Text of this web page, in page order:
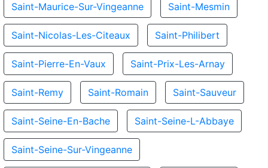
Saint-Maurice-Sur-Vingeanne Saint-Mesmin
Saint-Nicolas-Les-Citeaux Saint-Philibert
Saint-Pierre-En-Vaux Saint-Prix-Les-Arnay
Saint-Remy Saint-Romain Saint-Sauveur
Saint-Seine-En-Bache Saint-Seine-L-Abbaye
Saint-Seine-Sur-Vingeanne